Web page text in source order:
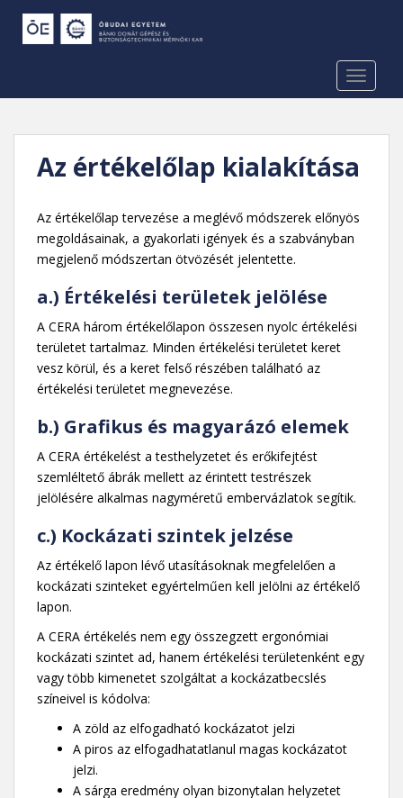
Az értékelőlap kialakítása
Az értékelőlap tervezése a meglévő módszerek előnyös
megoldásainak, a gyakorlati igények és a szabványban
megjelenő módszertan ötvözését jelentette.
a.) Értékelési területek jelölése
A CERA három értékelőlapon összesen nyolc értékelési
területet tartalmaz. Minden értékelési területet keret
vesz körül, és a keret felső részében található az
értékelési területet megnevezése.
b.) Grafikus és magyarázó elemek
A CERA értékelést a testhelyzetet és erőkifejtést
szemléltető ábrák mellett az érintett testrészek
jelölésére alkalmas nagyméretű embervázlatok segítik.
c.) Kockázati szintek jelzése
Az értékelő lapon lévő utasításoknak megfelelően a
kockázati szinteket egyértelműen kell jelölni az értékelő
lapon.
A CERA értékelés nem egy összegzett ergonómiai
kockázati szintet ad, hanem értékelési területenként egy
vagy több kimenetet szolgáltat a kockázatbecslés
színeivel is kódolva:
A zöld az elfogadható kockázatot jelzi
A piros az elfogadhatatlanul magas kockázatot
jelzi.
A sárga eredmény olyan bizonytalan helyzetet